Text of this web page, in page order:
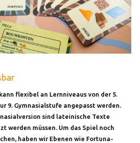
flexibel an Lernniveaus von der 5.
9. Gymnasialstufe angepasst werden.
sind lateinische Texte
werden müssen. Um das Spiel noch
haben wir Ebenen wie Fortuna-